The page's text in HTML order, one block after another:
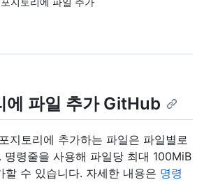
에 파일 추가 GitHub
지토리에 추가하는 파일은 파일별로
령줄을 사용해 파일당 최대 100MiB
할 수 있습니다. 자세한 내용은 명령